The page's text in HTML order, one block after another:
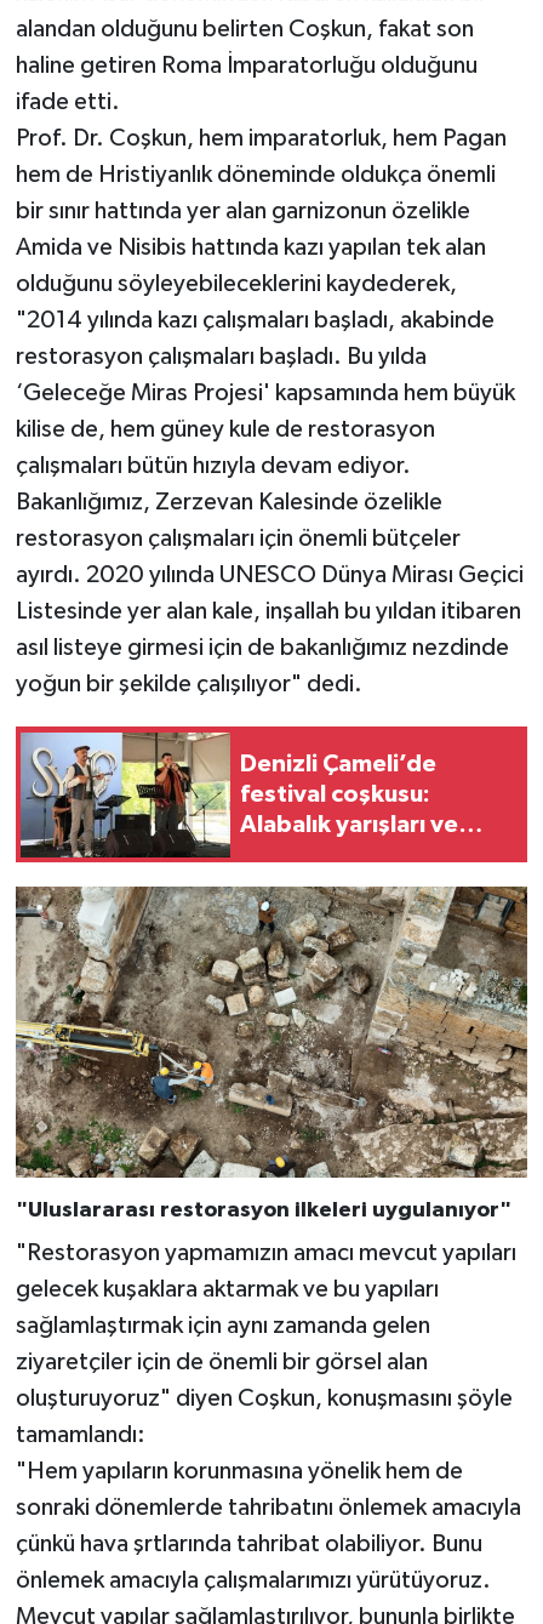
alandan olduğunu belirten Coşkun, fakat son
haline getiren Roma İmparatorluğu olduğunu
ifade etti.
Prof. Dr. Coşkun, hem imparatorluk, hem Pagan
hem de Hristiyanlık döneminde oldukça önemli
bir sınır hattında yer alan garnizonun özelikle
Amida ve Nisibis hattında kazı yapılan tek alan
olduğunu söyleyebileceklerini kaydederek,
"2014 yılında kazı çalışmaları başladı, akabinde
restorasyon çalışmaları başladı. Bu yılda
‘Geleceğe Miras Projesi' kapsamında hem büyük
kilise de, hem güney kule de restorasyon
çalışmaları bütün hızıyla devam ediyor.
Bakanlığımız, Zerzevan Kalesinde özelikle
restorasyon çalışmaları için önemli bütçeler
ayırdı. 2020 yılında UNESCO Dünya Mirası Geçici
Listesinde yer alan kale, inşallah bu yıldan itibaren
asıl listeye girmesi için de bakanlığımız nezdinde
yoğun bir şekilde çalışılıyor" dedi.
Denizli Çameli’de
festival coşkusu:
Alabalık yarışları ve
"Uluslararası restorasyon ilkeleri uygulanıyor"
"Restorasyon yapmamızın amacı mevcut yapıları
gelecek kuşaklara aktarmak ve bu yapıları
sağlamlaştırmak için aynı zamanda gelen
ziyaretçiler için de önemli bir görsel alan
oluşturuyoruz" diyen Coşkun, konuşmasını şöyle
tamamlandı:
"Hem yapıların korunmasına yönelik hem de
sonraki dönemlerde tahribatını önlemek amacıyla
çünkü hava şrtlarında tahribat olabiliyor. Bunu
önlemek amacıyla çalışmalarımızı yürütüyoruz.
Mevcut yapılar sağlamlaştırılıyor, bununla birlikte